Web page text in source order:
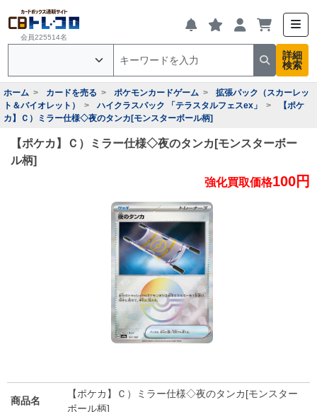
会員225514名
詳細
検索
ホーム カードを売る ポケモンカードゲーム
拡張パック（スカーレッ
ト＆バイオレット）
ハイクラスパック 「テラスタルフェスex」
【ポケ
カ】Ｃ）ミラー仕様◇夜のタンカ[モンスターボール柄]
【ポケカ】Ｃ）ミラー仕様◇夜のタンカ[モンスターボー
ル柄]
強化買取価格100円
商品名
【ポケカ】Ｃ）ミラー仕様◇夜のタンカ[モンスター
ボール柄]